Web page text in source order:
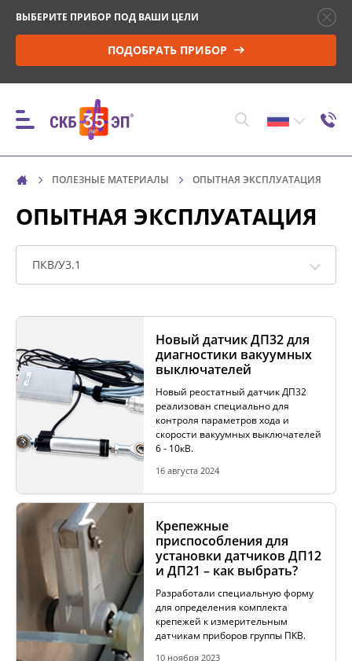
ВЫБЕРИТЕ ПРИБОР ПОД ВАШИ ЦЕЛИ
ПОДОБРАТЬ ПРИБОР
ПРИБОРЫ
КОНТРОЛЬ ПАРАМЕТРОВ И МОНИТОРИНГ
ВЫСОКОВОЛЬТНЫХ ВЫКЛЮЧАТЕЛЕЙ (ВВ)
ИЗМЕРЕНИЕ СОПРОТИВЛЕНИЯ В
БЕЗИНДУКТИВНЫХ ОБЪЕКТАХ
ИЗМЕРЕНИЕ СОПРОТИВЛЕНИЯ В ИНДУКТИВНЫХ
РАЗМАГНИЧИВАНИЕ ТРАНСФОРМАТОРОВ
ИСПЫТАНИЯ НА НАГРЕВ (ТЕСТ ОХЛАЖДЕНИЯ)
ДИАГНОСТИКА УСТРОЙСТВ РПН СИЛОВЫХ
ПОЛЕЗНЫЕ МАТЕРИАЛЫ ОПЫТНАЯ ЭКСПЛУАТАЦИЯ
ОПЫТНАЯ ЭКСПЛУАТАЦИЯ
ПКВ/У3.1
Новый датчик ДП32 для
диагностики вакуумных
выключателей
Новый реостатный датчик ДП32
реализован специально для
контроля параметров хода и
скорости вакуумных выключателей
6 - 10кВ.
16 августа 2024
Крепежные
приспособления для
установки датчиков ДП12
и ДП21 – как выбрать?
Разработали специальную форму
для определения комплекта
крепежей к измерительным
датчикам приборов группы ПКВ.
10 ноября 2023